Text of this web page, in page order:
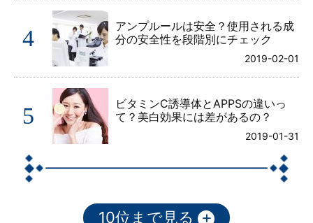
4
アンプルールは安全？使用される成
分の安全性を段階別にチェック
2019-02-01
5
ビタミンC誘導体とAPPSの違いっ
て？美白効果には差があるの？
2019-01-31
10位まで見る +